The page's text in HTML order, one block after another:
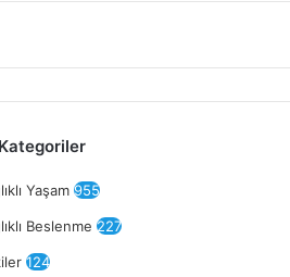
Kategoriler
Yaşam 955
Beslenme 227
124